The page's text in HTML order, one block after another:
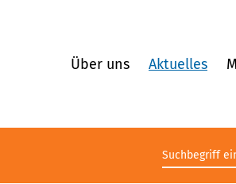
Über uns Aktuelles
Suchbegriff